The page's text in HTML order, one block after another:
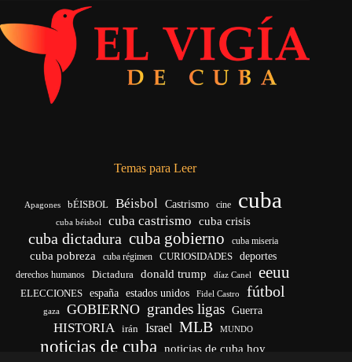
Temas para Leer
Apagones bÉISBOL Béisbol Castrismo cine cuba
cuba béisbol cuba castrismo cuba crisis
cuba dictadura cuba gobierno cuba miseria
cuba pobreza cuba régimen CURIOSIDADES deportes
derechos humanos Dictadura donald trump díaz Canel eeuu
ELECCIONES españa estados unidos Fidel Castro fútbol
gaza GOBIERNO grandes ligas Guerra
HISTORIA irán Israel MLB MUNDO
noticias de cuba
noticias de cuba hoy